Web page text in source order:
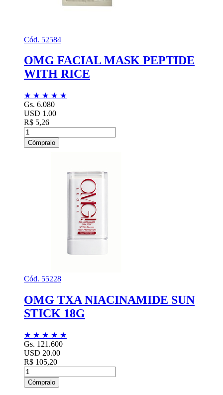
Cód. 52584
OMG FACIAL MASK PEPTIDE
WITH RICE
★ ★ ★ ★ ★
Gs. 6.080
USD 1.00
R$ 5,26
Cómpralo
Cód. 55228
OMG TXA NIACINAMIDE SUN
STICK 18G
★ ★ ★ ★ ★
Gs. 121.600
USD 20.00
R$ 105,20
Cómpralo